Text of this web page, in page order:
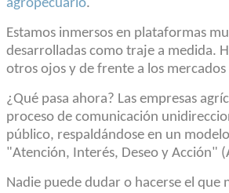
agropecuario.
Estamos inmersos en plataformas
desarrolladas como traje a medida.
otros ojos y de frente a los mercados
¿Qué pasa ahora? Las empresas
proceso de comunicación
público, respaldándose en un
"Atención, Interés, Deseo y Acción"
Nadie puede dudar o hacerse el que